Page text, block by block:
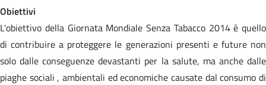
Obiettivi
L'obiettivo della Giornata Mondiale Senza Tabacco 2014 è quello
di contribuire a proteggere le generazioni presenti e future non
solo dalle conseguenze devastanti per la salute, ma anche dalle
piaghe sociali , ambientali ed economiche causate dal consumo di